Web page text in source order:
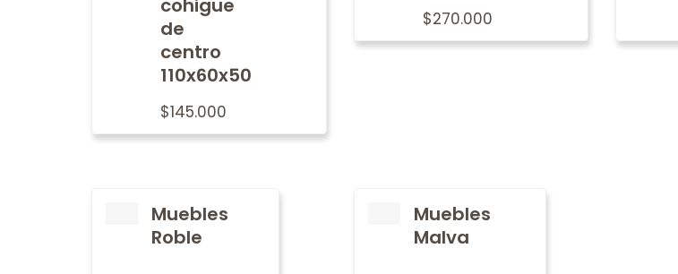
cohigue
de
centro
110x60x50
$145.000
$270.000
Muebles
Roble
Muebles
Malva